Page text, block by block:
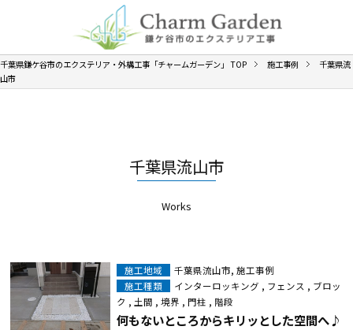
千葉県鎌ケ谷市のエクステリア・外構工事「チャームガーデン」 TOP 施工事例
千葉県流
山市
千葉県流山市
Works
施工地域 千葉県流山市,施工事例
施工種類
インターロッキング , フェンス , ブロッ
ク ,土間 ,境界 , 門柱 , 階段
何もないところからキリッとした空間へ♪